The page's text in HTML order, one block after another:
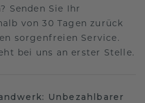
Senden Sie Ihr
von 30 Tagen zurück
sorgenfreien Service.
bei uns an erster Stelle.
Unbezahlbarer